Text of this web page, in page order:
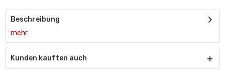
Beschreibung
mehr
Kunden kauften auch